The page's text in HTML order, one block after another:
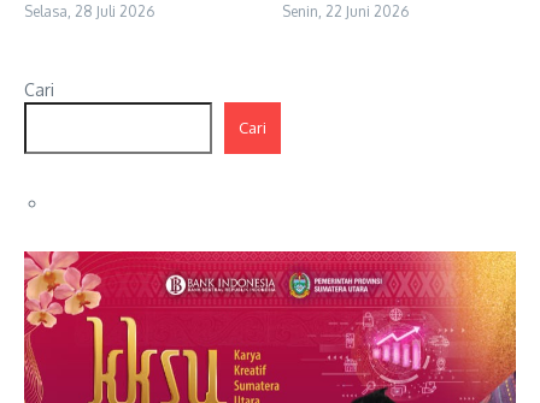
Selasa, 28 Juli 2026 Senin, 22 Juni 2026
Cari
Cari